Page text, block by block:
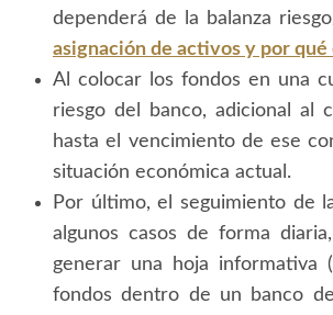
dependerá de la balanza
asignación de activos y por
Al colocar los fondos en una
riesgo del banco, adicional al
hasta el vencimiento de ese
situación económica actual.
Por último, el seguimiento de
algunos casos de forma
generar una hoja informativa
fondos dentro de un banco